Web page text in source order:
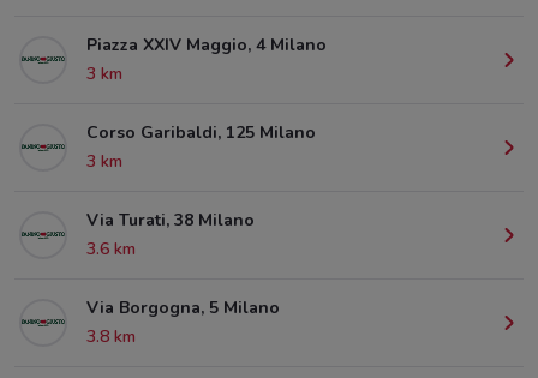
Piazza XXIV Maggio, 4 Milano
3 km
Corso Garibaldi, 125 Milano
3 km
Via Turati, 38 Milano
3.6 km
Via Borgogna, 5 Milano
3.8 km